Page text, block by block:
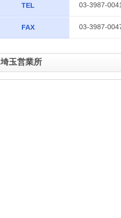
TEL 03-3987-
FAX 03-3987-
埼玉営業所